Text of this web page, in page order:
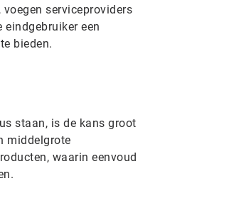
serviceproviders
een
bieden.
staan, is de kans groot
middelgrote
waarin eenvoud